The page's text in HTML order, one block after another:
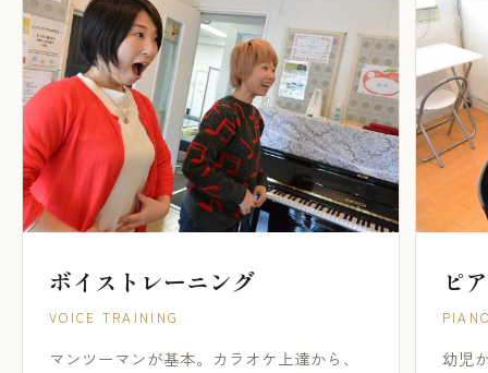
ボイストレーニング
VOICE TRAINING
マンツーマンが基本。カラオケ上達から、
ピ
幼児